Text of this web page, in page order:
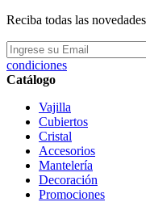
Reciba todas las
condiciones
Catálogo
Vajilla
Cubiertos
Cristal
Accesorios
Mantelería
Decoración
Promociones